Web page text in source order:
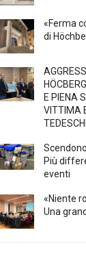
«Ferma
di
E PIENA
VITTIMA
TEDESCHI
Più
eventi
«Niente
Una